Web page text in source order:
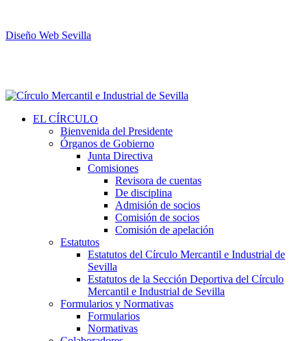
Diseño Web Sevilla
EL CÍRCULO
Bienvenida del Presidente
Órganos de Gobierno
Junta Directiva
Comisiones
Revisora de cuentas
De disciplina
Admisión de socios
Comisión de socios
Comisión de apelación
Estatutos
Estatutos del Círculo Mercantil e Industrial de
Sevilla
Estatutos de la Sección Deportiva del Círculo
Mercantil e Industrial de Sevilla
Formularios y Normativas
Formularios
Normativas